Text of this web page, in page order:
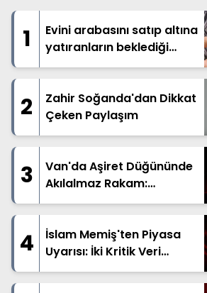
1
Evini arabasını satıp altına
yatıranların beklediği
haber geldi
2
Zahir Soğanda'dan Dikkat
Çeken Paylaşım
3
Van'da Aşiret Düğününde
Akılalmaz Rakam:
Bavullarla Taşıdılar!
4
İslam Memiş'ten Piyasa
Uyarısı: İki Kritik Veri
Dengeleri Değiştirecek!